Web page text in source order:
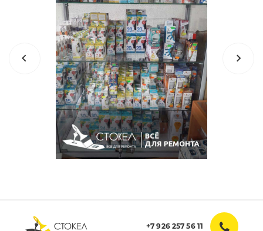
+7 926 257 56 11